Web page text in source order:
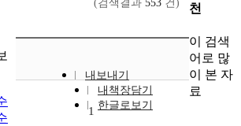
(검색결과 553 건)
내보내기
내책장담기
한글로보기
1
천
이 검색
어로 많
이 본 자
료